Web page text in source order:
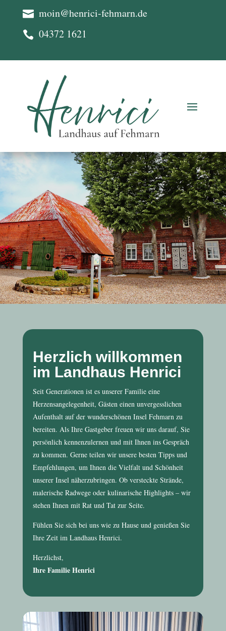
 moin@henrici-fehmarn.de
 04372 1621
Herzlich willkommen
im Landhaus Henrici
Seit Generationen ist es unserer Familie eine
Herzensangelegenheit, Gästen einen unvergesslichen
Aufenthalt auf der wunderschönen Insel Fehmarn zu
bereiten. Als Ihre Gastgeber freuen wir uns darauf, Sie
persönlich kennenzulernen und mit Ihnen ins Gespräch
zu kommen. Gerne teilen wir unsere besten Tipps und
Empfehlungen, um Ihnen die Vielfalt und Schönheit
unserer Insel näherzubringen. Ob versteckte Strände,
malerische Radwege oder kulinarische Highlights – wir
stehen Ihnen mit Rat und Tat zur Seite.
Fühlen Sie sich bei uns wie zu Hause und genießen Sie
Ihre Zeit im Landhaus Henrici.
Herzlichst,
Ihre Familie Henrici